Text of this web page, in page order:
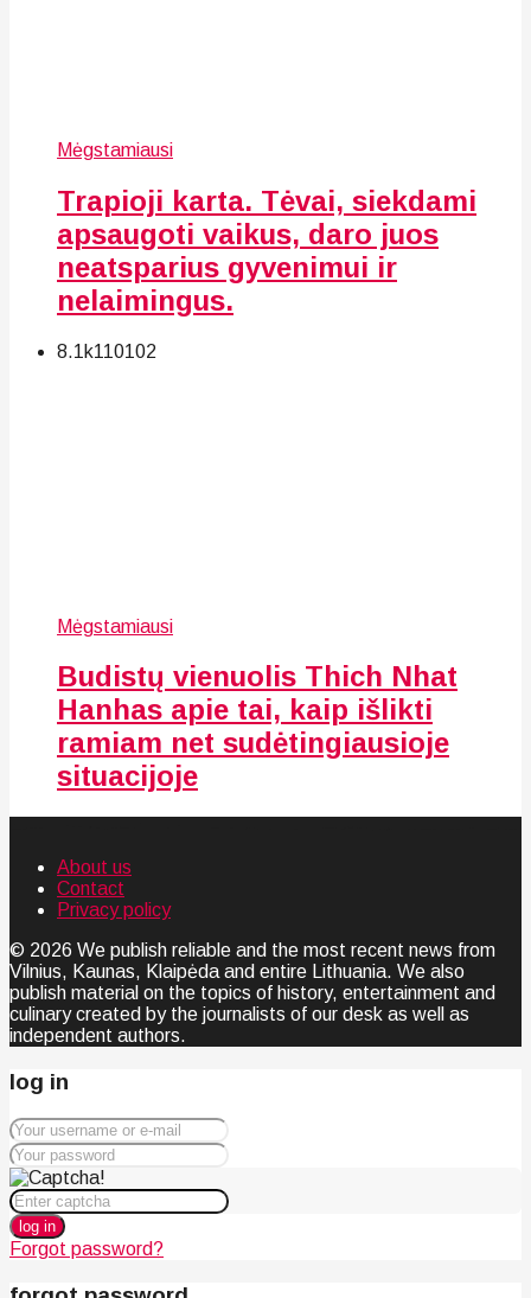
Mėgstamiausi
Trapioji karta. Tėvai, siekdami
apsaugoti vaikus, daro juos
neatsparius gyvenimui ir
nelaimingus.
8.1k110102
Mėgstamiausi
Budistų vienuolis Thich Nhat
Hanhas apie tai, kaip išlikti
ramiam net sudėtingiausioje
situacijoje
About us
Contact
Privacy policy
© 2026 We publish reliable and the most recent news from
Vilnius, Kaunas, Klaipėda and entire Lithuania. We also
publish material on the topics of history, entertainment and
culinary created by the journalists of our desk as well as
independent authors.
log in
log in
Forgot password?